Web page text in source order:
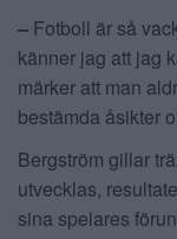
– Fotboll är så
känner jag att jag
märker att man
bestämda åsikter
Bergström gillar
utvecklas,
sina spelares